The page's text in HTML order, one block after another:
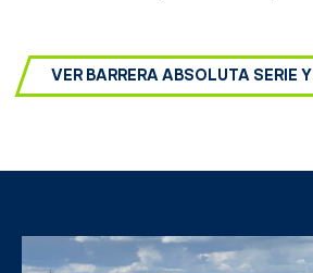
VER BARRERA ABSOLUTA SERIE Y